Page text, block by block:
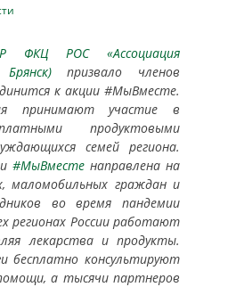
ФКЦ РОС «Ассоциация
призвало членов
к акции #МыВместе.
принимают участие в
продуктовыми
семей региона.
#МыВместе направлена на
маломобильных граждан и
во время пандемии
регионах России работают
лекарства и продукты.
бесплатно консультируют
а тысячи партнеров